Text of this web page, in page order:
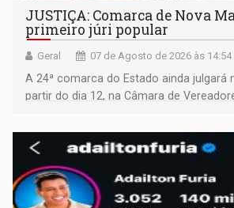
JUSTIÇA: Comarca de Nova
primeiro júri popular
Geral 07 de Agosto de 2026 às 14:54
A 24ª comarca do Estado ainda julgará
partir do dia 12, na Câmara de